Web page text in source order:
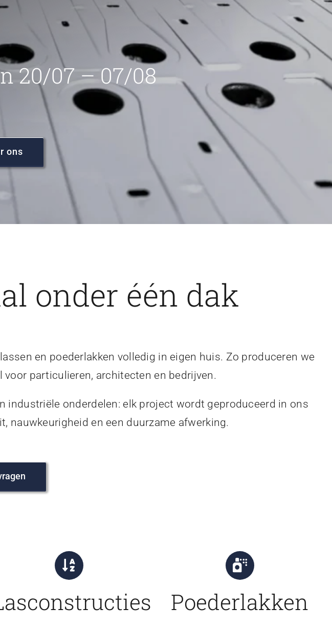
20/07 – 07/08
ons
onder één dak
en poederlakken volledig in eigen huis. Zo produceren we
particulieren, architecten en bedrijven.
onderdelen: elk project wordt geproduceerd in ons
nauwkeurigheid en een duurzame afwerking.
Poederlakken